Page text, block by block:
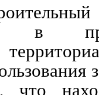
в
что